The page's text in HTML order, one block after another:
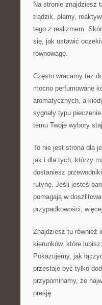
Na stronie znajdziesz
trądzik, plamy,
tego z realizmem.
się, jak ustawić
równowagę.
Często wracamy też
mocno perfumowane
aromatycznych, a
sygnały typu
temu Twoje wybory
To nie jest strona dla
jak i dla tych, którzy
dostaniesz
rutynę. Jeśli jesteś
pomagają w
przypadkowości,
Znajdziesz tu również
kierunków, które
Pokazujemy, jak
przestaje być tylko
przypominamy, że
presję.